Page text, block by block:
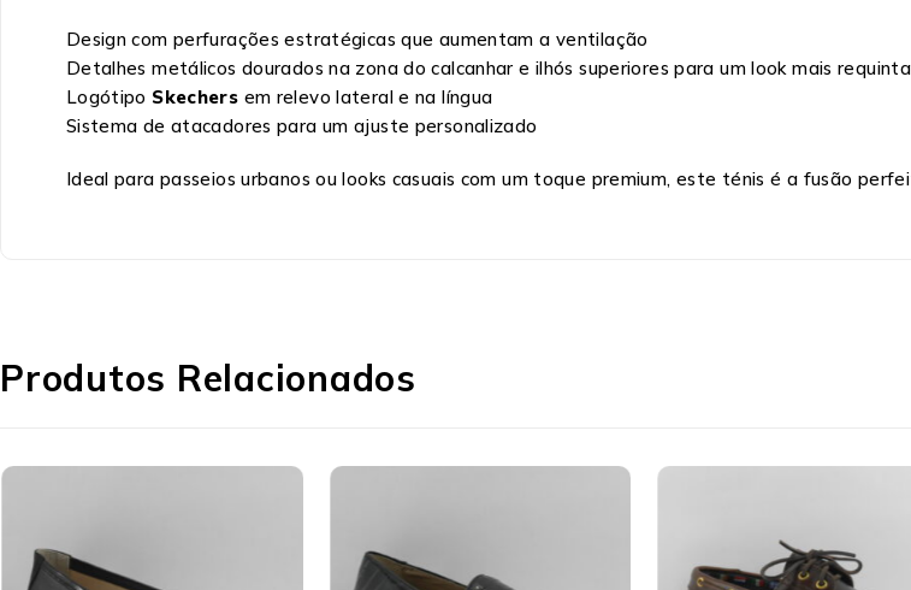
Design com perfurações estratégicas que aumentam a ventilação
Detalhes metálicos dourados na zona do calcanhar e ilhós superiores para um look mais
Logótipo Skechers em relevo lateral e na língua
Sistema de atacadores para um ajuste personalizado
Ideal para passeios urbanos ou looks casuais com um toque premium, este ténis é a fusão
Produtos Relacionados